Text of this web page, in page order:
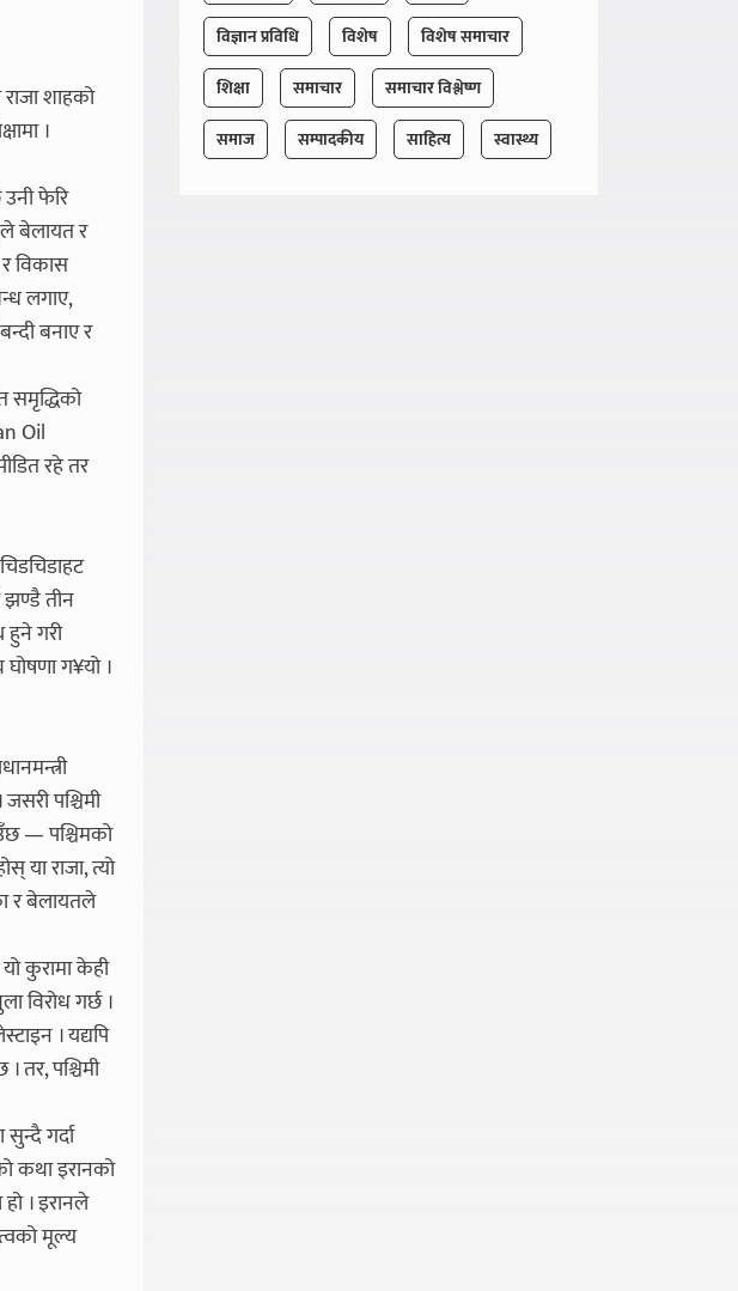
शाहको
।
फेरि
बेलायत र
विकास
लगाए,
बनाए र
समृद्धिको
Oil
रहे तर
झण्डै तीन
हुने गरी
ग¥यो ।
पश्चिमी
— पश्चिमको
या राजा, त्यो
र बेलायतले
कुरामा केही
विरोध गर्छ ।
। यद्यपि
तर, पश्चिमी
गर्दा
कथा इरानको
। इरानले
मूल्य
विज्ञान प्रविधि
विशेष
विशेष समाचार
शिक्षा
समाचार
समाचार विश्लेष्ण
समाज
सम्पादकीय साहित्य स्वास्थ्य